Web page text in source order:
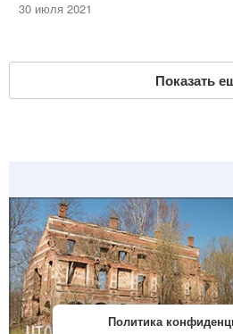
30 июля 2021
Показать
Политика